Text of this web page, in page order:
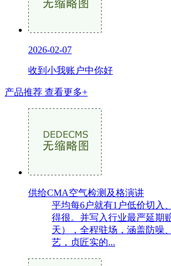
2026-02-07
收到小我账户中你好
产品推荐 查看更多+
供给CMA空气检测及格演讲
平均每6户就有1户低价切入
得很。并写入行业最严延期
天），全程驻场，涵盖防噪
艺，贞匠实的...